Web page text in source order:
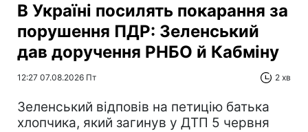
В Україні посилять покарання за
порушення ПДР: Зеленський
дав доручення РНБО й Кабміну
12:27 07.08.2026 Пт 2 хв
Зеленський відповів на петицію батька
хлопчика, який загинув у ДТП 5 червня